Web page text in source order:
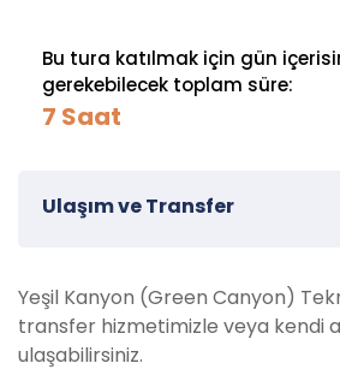
Bu tura katılmak için gün
gerekebilecek toplam süre:
7 Saat
Ulaşım ve Transfer
Yeşil Kanyon (Green Canyon)
transfer hizmetimizle veya kendi
ulaşabilirsiniz.